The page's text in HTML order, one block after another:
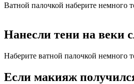
Ватной палочкой наберите
Нанесли тени на веки
Наберите ватной палочкой
Если макияж